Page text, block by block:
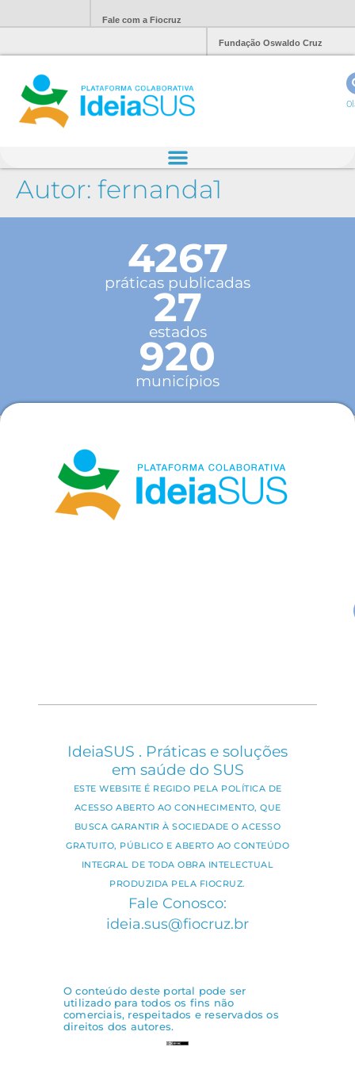
Fale com a Fiocruz
Fundação Oswaldo Cruz
Autor: fernanda1
4267
práticas publicadas
27
estados
920
municípios
IdeiaSUS . Práticas e soluções
em saúde do SUS
ESTE WEBSITE É REGIDO PELA POLÍTICA DE
ACESSO ABERTO AO CONHECIMENTO, QUE
BUSCA GARANTIR À SOCIEDADE O ACESSO
GRATUITO, PÚBLICO E ABERTO AO CONTEÚDO
INTEGRAL DE TODA OBRA INTELECTUAL
PRODUZIDA PELA FIOCRUZ.
Fale Conosco:
ideia.sus@fiocruz.br
O conteúdo deste portal pode ser
utilizado para todos os fins não
comerciais, respeitados e reservados os
direitos dos autores.